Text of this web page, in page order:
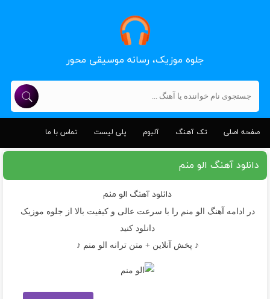
جلوه موزیک، رسانه موسیقی محور
صفحه اصلی تک آهنگ آلبوم پلی لیست تماس با ما
دانلود آهنگ الو منم
دانلود آهنگ الو منم
در ادامه آهنگ الو منم را با سرعت عالی و کیفیت بالا از جلوه موزیک
دانلود کنید
♪ پخش آنلاین + متن ترانه الو منم ♪